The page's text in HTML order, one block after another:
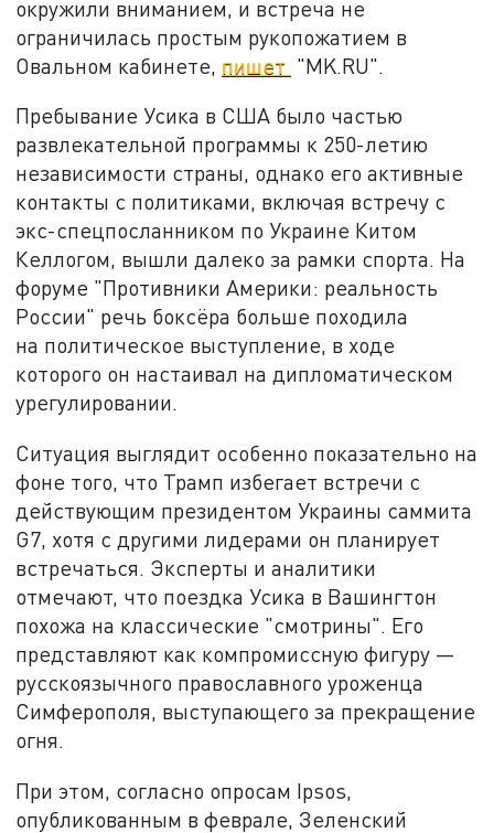
окружили вниманием, и встреча не
ограничилась простым рукопожатием в
Овальном кабинете, пишет "MK.RU".
Пребывание Усика в США было частью
развлекательной программы к 250-летию
независимости страны, однако его активные
контакты с политиками, включая встречу с
экс-спецпосланником по Украине Китом
Келлогом, вышли далеко за рамки спорта. На
форуме "Противники Америки: реальность
России" речь боксёра больше походила
на политическое выступление, в ходе
которого он настаивал на дипломатическом
урегулировании.
Ситуация выглядит особенно показательно на
фоне того, что Трамп избегает встречи с
действующим президентом Украины саммита
G7, хотя с другимилидерами он планирует
встречаться. Эксперты и аналитики
отмечают, что поездка Усика в Вашингтон
похожа на классические "смотрины". Его
представляют как компромиссную фигуру —
русскоязычного православного уроженца
Симферополя, выступающего за прекращение
огня.
При этом, согласно опросам Ipsos,
опубликованным в феврале, Зеленский